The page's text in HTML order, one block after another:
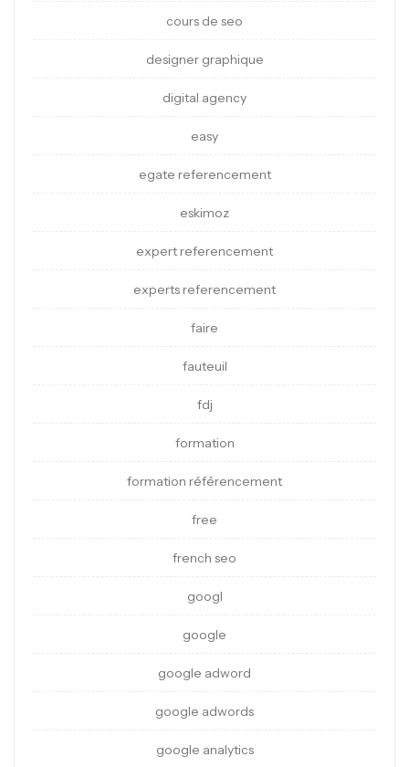
cours de seo
designer graphique
digital agency
easy
egate referencement
eskimoz
expert referencement
experts referencement
faire
fauteuil
fdj
formation
formation référencement
free
french seo
googl
google
google adword
google adwords
google analytics